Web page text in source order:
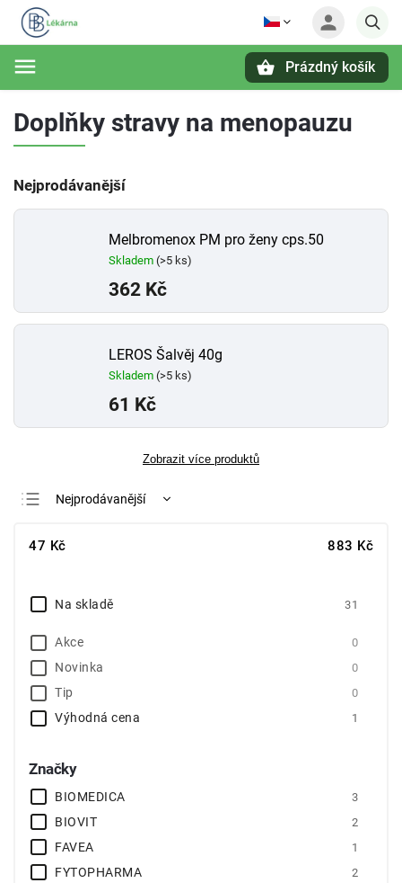
Prázdný košík
Doplňky stravy na menopauzu
Nejprodávanější
Melbromenox PM pro ženy cps.50
Skladem (>5 ks)
362 Kč
LEROS Šalvěj 40g
Skladem (>5 ks)
61 Kč
Zobrazit více produktů
Nejprodávanější
47 Kč 883 Kč
Na skladě 31
Akce 0
Novinka 0
Tip 0
Výhodná cena 1
Značky
BIOMEDICA 3
BIOVIT 2
FAVEA 1
FYTOPHARMA 2